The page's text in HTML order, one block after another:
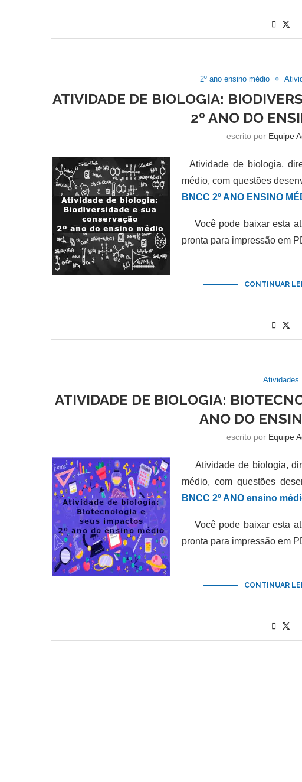
2º ano ensino médio
ATIVIDADE DE BIOLOGIA:
2º ANO DO
escrito por Equipe
Atividade de biologia,
médio, com questões
BNCC 2º ANO ENSINO
Você pode baixar esta
pronta para impressão em
CONTINUAR
Atividades
ATIVIDADE DE BIOLOGIA:
ANO DO
escrito por Equipe
Atividade de biologia,
médio, com questões
BNCC 2º ANO ensino
Você pode baixar esta
pronta para impressão em
CONTINUAR